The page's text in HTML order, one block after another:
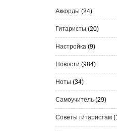
Аккорды (24)
Гитаристы (20)
Настройка (9)
Новости (984)
Ноты (34)
Самоучитель (29)
Советы гитаристам